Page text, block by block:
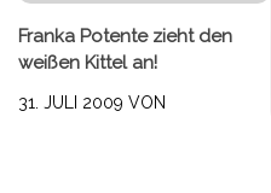
Franka Potente zieht den
weißen Kittel an!
31. JULI 2009 VON